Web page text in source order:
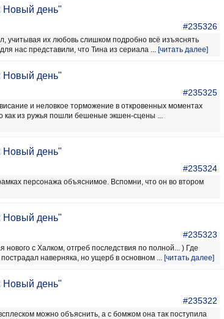
Новый день"
#235326
учитывая их любовь слишком подробно всё изъяснять
нас представили, что Тина из сериала ... [читать далее]
Новый день"
#235325
и неловкое торможение в откровенных моментах
как из ружья пошли бешеные экшен-сцены ...
Новый день"
#235324
персонажа объяснимое. Вспомни, что он во втором
Новый день"
#235323
нового с Халком, отгреб последствия по полной... ) Где
наверняка, но ущерб в основном ... [читать далее]
Новый день"
#235322
можно объяснить, а с бомжом она так поступила